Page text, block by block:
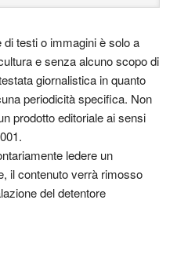
testi o immagini è solo a
e senza alcuno scopo di
giornalistica in quanto
periodicità specifica. Non
prodotto editoriale ai sensi
ledere un
il contenuto verrà rimosso
del detentore